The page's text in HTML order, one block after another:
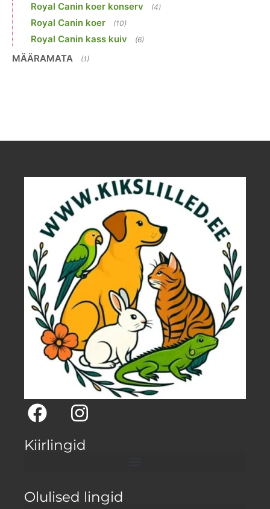
Royal Canin koer konserv (4)
Royal Canin koer (10)
Royal Canin kass kuiv (6)
MÄÄRAMATA (1)
Kiirlingid
Olulised lingid